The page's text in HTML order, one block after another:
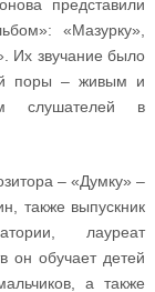
представили
«Мазурку»,
Их звучание было
поры – живым и
слушателей в
– «Думку» –
также выпускник
лауреат
он обучает детей
а также